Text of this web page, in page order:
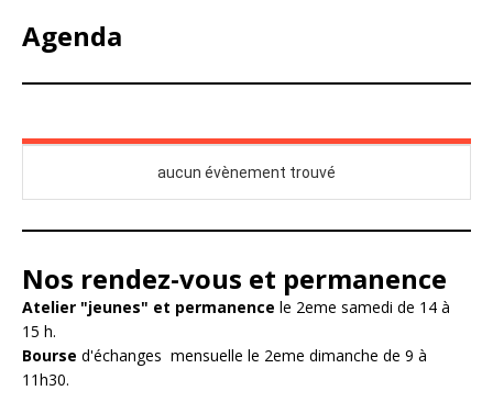
Agenda
Nos rendez-vous et permanence
Atelier "jeunes" et permanence le 2eme samedi de 14 à
15 h.
Bourse d'échanges mensuelle le 2eme dimanche de 9 à
11h30.